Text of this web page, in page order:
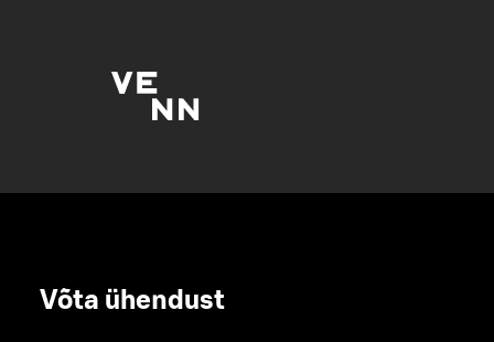
Võta ühendust